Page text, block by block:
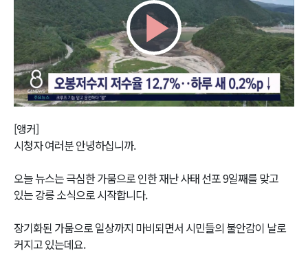
Play
Video
[앵커]
시청자 여러분 안녕하십니까.
오늘 뉴스는 극심한 가뭄으로 인한 재난 사태 선포 9일째를 맞고
있는 강릉 소식으로 시작합니다.
장기화된 가뭄으로 일상까지 마비되면서 시민들의 불안감이 날로
커지고 있는데요.